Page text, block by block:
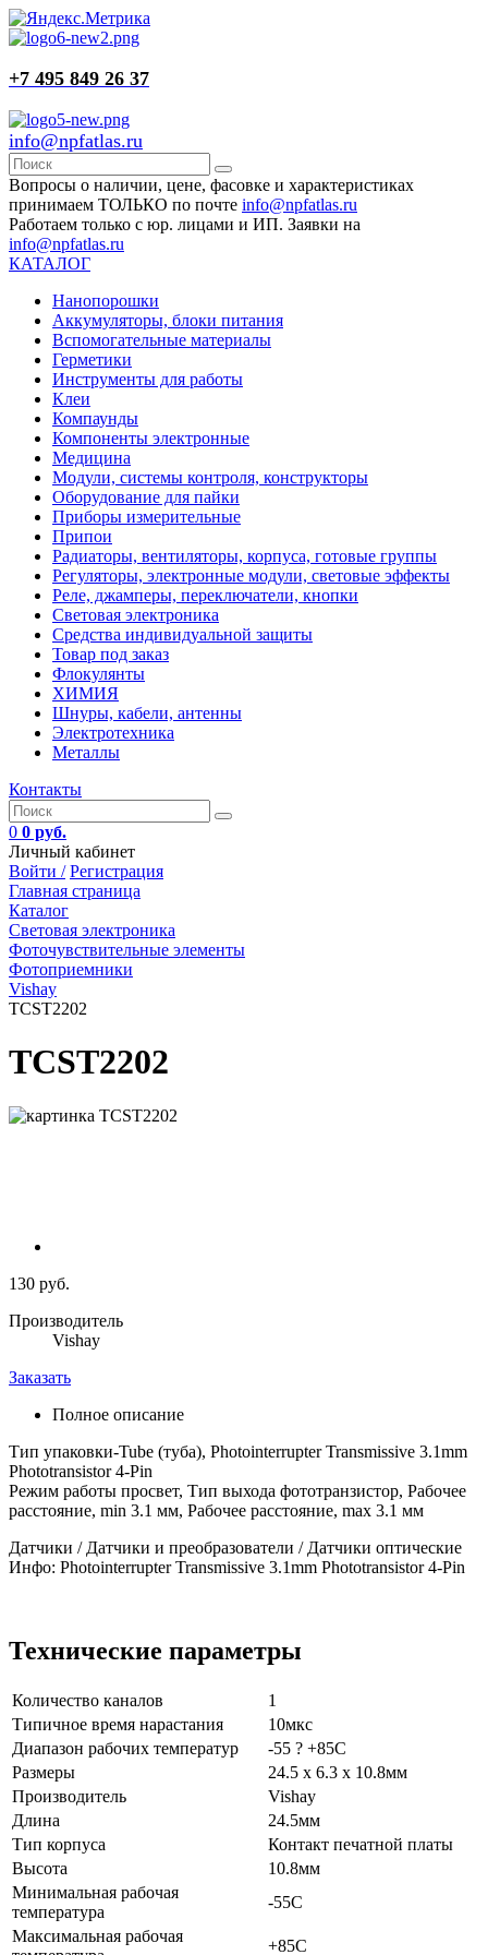
+7 495 849 26 37
info@npfatlas.ru
Вопросы о наличии, цене, фасовке и характеристиках
принимаем ТОЛЬКО по почте info@npfatlas.ru
Работаем только с юр. лицами и ИП. Заявки на
info@npfatlas.ru
КАТАЛОГ
Нанопорошки
Аккумуляторы, блоки питания
Вспомогательные материалы
Герметики
Инструменты для работы
Клеи
Компаунды
Компоненты электронные
Медицина
Модули, системы контроля, конструкторы
Оборудование для пайки
Приборы измерительные
Припои
Радиаторы, вентиляторы, корпуса, готовые группы
Регуляторы, электронные модули, световые эффекты
Реле, джамперы, переключатели, кнопки
Световая электроника
Средства индивидуальной защиты
Товар под заказ
Флокулянты
ХИМИЯ
Шнуры, кабели, антенны
Электротехника
Металлы
Контакты
0 0 руб.
Личный кабинет
Войти / Регистрация
Главная страница
Каталог
Световая электроника
Фоточувствительные элементы
Фотоприемники
Vishay
TCST2202
TCST2202
130 руб.
Производитель
Vishay
Заказать
Полное описание
Тип упаковки-Tube (туба), Photointerrupter Transmissive 3.1mm
Phototransistor 4-Pin
Режим работы просвет, Тип выхода фототранзистор, Рабочее
расстояние, min 3.1 мм, Рабочее расстояние, max 3.1 мм
Датчики / Датчики и преобразователи / Датчики оптические
Инфо: Photointerrupter Transmissive 3.1mm Phototransistor 4-Pin
Технические параметры
Количество каналов
1
Типичное время нарастания
10мкс
Диапазон рабочих температур
-55 ? +85C
Размеры
24.5 x 6.3 x 10.8мм
Производитель
Vishay
Длина
24.5мм
Тип корпуса
Контакт печатной платы
Высота
10.8мм
Минимальная рабочая
температура
-55C
Максимальная рабочая
+85C